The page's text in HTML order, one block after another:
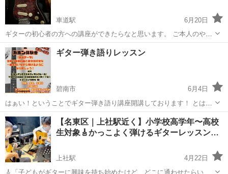
車道駅
6月20日
ギターの初心者の方への講座ができたらなと思います。 ご本人のやり
たい曲や奏法、弾き方のコツなどをお教えします。 場所は家でもカラ
オケでもお任せします。 料金は5000円〜１万円で考えています。 よ
ろしくお願いします！
愛知 名古屋市 車道駅 ギター
ギター弾き語りレッスン
碧南市
6月4日
はぁい！ということでギター弾き語り講座開講しております！ とはい
ってもそんなに語っ苦しいものではなく、 私と一緒にギター弾き語り
しましょう！という感覚で大丈夫です！w 所持していただくのはギタ
ー一本のみ！！！ ２時間...
愛知 碧南市 ギター 弾き語り
【名東区｜上社駅近く】小学校高学年〜高校
生対象🎸かっこよく弾けるギターレッスン…
上社駅
4月22日
🎸「子どもがギターに興味を持ち始めたけど、どこに通わせたらいい